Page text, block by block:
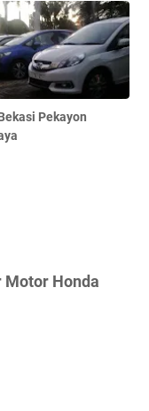
Pekayon
Motor Honda